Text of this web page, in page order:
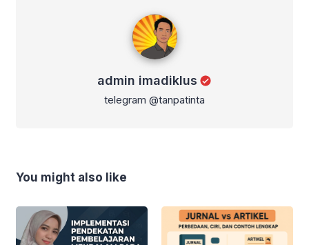
admin imadiklus
telegram @tanpatinta
You might also like